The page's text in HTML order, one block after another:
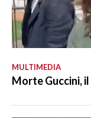
MULTIMEDIA
Morte Guccini,